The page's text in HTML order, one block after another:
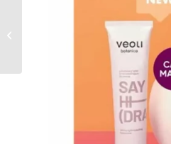
Gazetka Super Pharm